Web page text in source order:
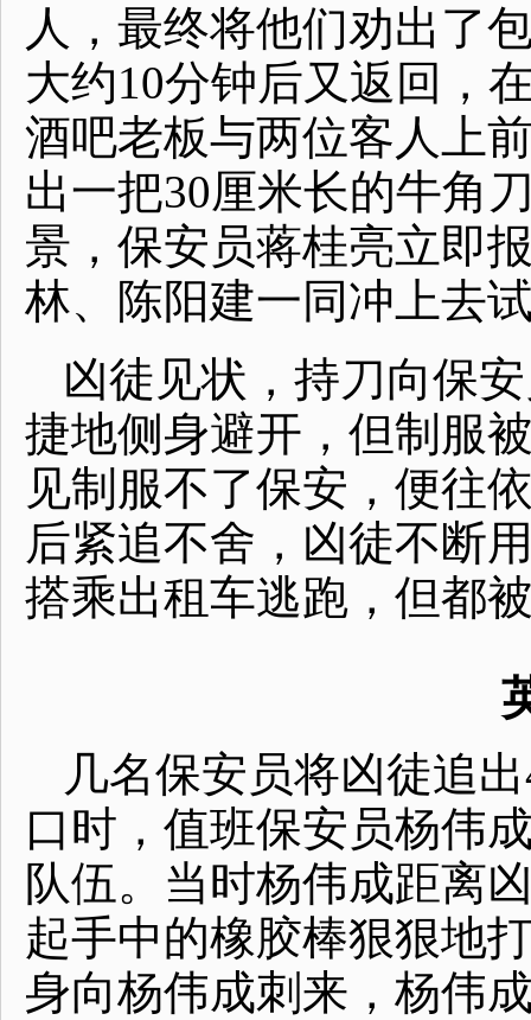
人，最终将他们劝出了
大约10分钟后又返回，
酒吧老板与两位客人上
出一把30厘米长的牛角
景，保安员蒋桂亮立即
林、陈阳建一同冲上去
凶徒见状，持刀向保
捷地侧身避开，但制服
见制服不了保安，便往
后紧追不舍，凶徒不断
搭乘出租车逃跑，但都
几名保安员将凶徒追
口时，值班保安员杨伟
队伍。当时杨伟成距离
起手中的橡胶棒狠狠地
身向杨伟成刺来，杨伟